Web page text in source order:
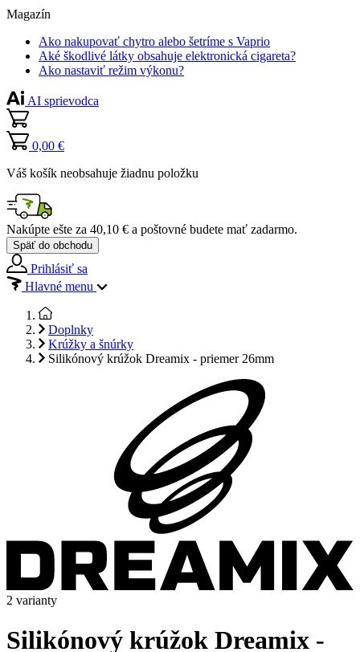
Magazín
Ako nakupovať chytro alebo šetríme s Vaprio
Aké škodlivé látky obsahuje elektronická cigareta?
Ako nastaviť režim výkonu?
AI sprievodca
0,00 €
Váš košík neobsahuje žiadnu položku
Nakúpte ešte za 40,10 € a poštovné budete mať zadarmo.
Späť do obchodu
Prihlásiť sa
Hlavné menu
Doplnky
Krúžky a šnúrky
Silikónový krúžok Dreamix - priemer 26mm
2 varianty
Silikónový krúžok Dreamix -